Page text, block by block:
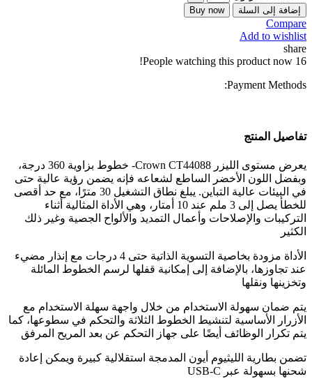
إضافة إلى السلة Buy now
Compare
Add to wishlist
share
16
People watching this product now!
Payment Methods:
تفاصيل المنتج
يعرض مستوى الليزر Crown CT44088- خطوط بزاوية 360 درجة،
وبفضل اللون الأخضر الساطع لشعاعه فإنه يضمن رؤية عالية حتى
في البيئات عالية التباين. يبلغ نطاق التشغيل 30 مترًا، مع حد أقصى
للخطأ يصل إلى 3 ملم عند 10 أمتار، وهي الأداة المثالية أثناء
التركيبات والإصلاحات وأعمال التمديد والألواح الجصية وغير ذلك
الكثير
الأداة مزودة بخاصية التسوية الذاتية حتى 4 درجات مع إنذار مضيء
عند تجاوزها، بالإضافة إلى إمكانية قفلها لرسم الخطوط المائلة
وتخزينها ونقلها
يتم ضمان سهولة الاستخدام من خلال واجهة سهلة الاستخدام مع
الأزرار الأساسية لتنشيط الخطوط الثلاثة والتحكم في سطوعها، كما
يتم تكرار الوظائف أيضًا على جهاز التحكم عن بعد المريح المرفق
تضمن بطارية الليثيوم أيون المدمجة استقلالية كبيرة ويمكن إعادة
شحنها بسهولة عبر USB-C